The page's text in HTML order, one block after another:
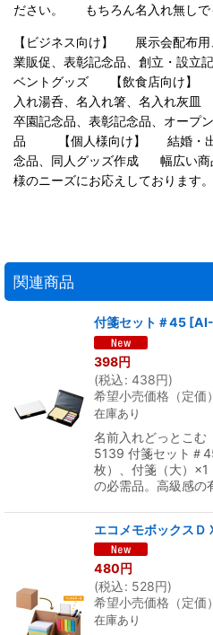
ださい。 もちろん名入れ無しで
【ビジネス向け】 展示会配布用
業販促、表彰記念品、創立・設立
ベントグッズ 【飲食店向け】
入れ湯呑、名入れ箸、名入れ
卒園記念品、表彰記念品、オープ
品 【個人様向け】 結婚・出
念品、同人グッズ作成 幅広い商
様のニーズにお応えしております。
関連商品
付箋セット＃45 [
398円
(税込: 438円)
希望小売価格（定価）
在庫あり
名前入れどっとこ
5139 付箋セット＃
枚）、付箋（大）×1
の必需品。高級感の
エコメモボックスＤ
480円
(税込: 528円)
希望小売価格（定価）
在庫あり